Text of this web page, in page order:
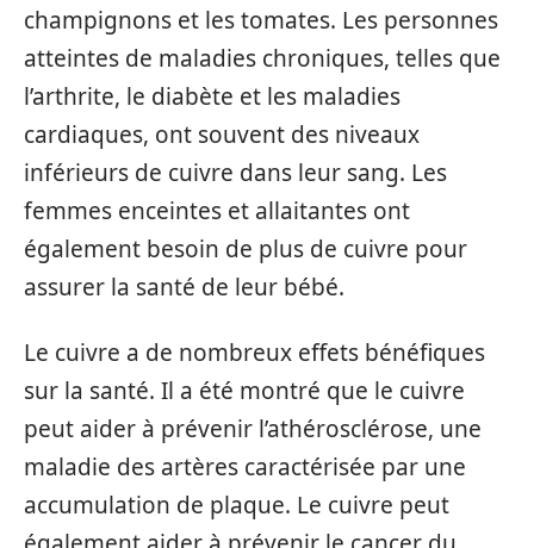
champignons et les tomates. Les personnes
atteintes de maladies chroniques, telles que
l’arthrite, le diabète et les maladies
cardiaques, ont souvent des niveaux
inférieurs de cuivre dans leur sang. Les
femmes enceintes et allaitantes ont
également besoin de plus de cuivre pour
assurer la santé de leur bébé.
Le cuivre a de nombreux effets bénéfiques
sur la santé. Il a été montré que le cuivre
peut aider à prévenir l’athérosclérose, une
maladie des artères caractérisée par une
accumulation de plaque. Le cuivre peut